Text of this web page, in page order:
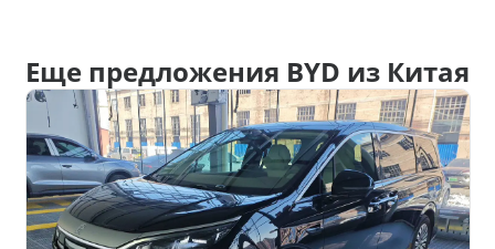
Еще предложения BYD из Китая